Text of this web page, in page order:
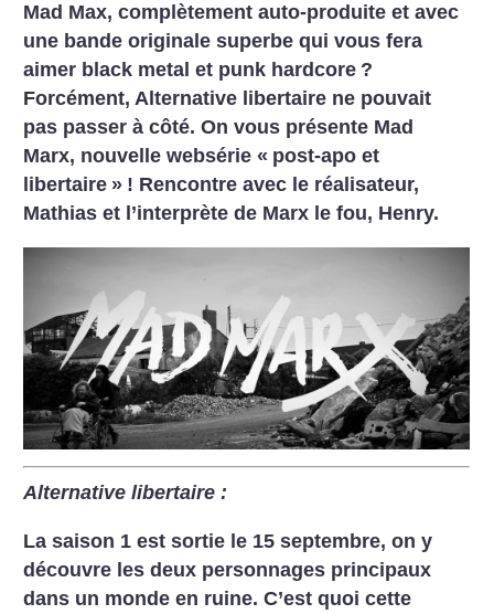
Mad Max, complètement auto-produite et avec
une bande originale superbe qui vous fera
aimer black metal et punk hardcore ?
Forcément, Alternative libertaire ne pouvait
pas passer à côté. On vous présente Mad
Marx, nouvelle websérie « post-apo et
libertaire » ! Rencontre avec le réalisateur,
Mathias et l’interprète de Marx le fou, Henry.
Alternative libertaire :
La saison 1 est sortie le 15 septembre, on y
découvre les deux personnages principaux
dans un monde en ruine.C’est quoi cette